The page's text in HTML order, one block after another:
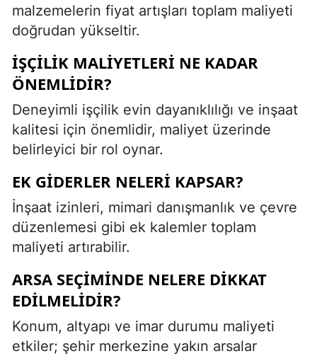
malzemelerin fiyat artışları toplam maliyeti
doğrudan yükseltir.
İŞÇILIK MALIYETLERI NE KADAR
ÖNEMLIDIR?
Deneyimli işçilik evin dayanıklılığı ve inşaat
kalitesi için önemlidir, maliyet üzerinde
belirleyici bir rol oynar.
EK GIDERLER NELERI KAPSAR?
İnşaat izinleri, mimari danışmanlık ve çevre
düzenlemesi gibi ek kalemler toplam
maliyeti artırabilir.
ARSA SEÇIMINDE NELERE DIKKAT
EDILMELIDIR?
Konum, altyapı ve imar durumu maliyeti
etkiler; şehir merkezine yakın arsalar